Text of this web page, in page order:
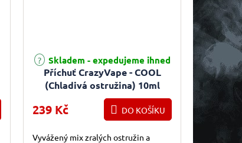
Příchuť CrazyVape - COOL
(Chladivá ostružina) 10ml
Skladem - expedujeme ihned
239 Kč DO KOŠÍKU
Vyvážený mix zralých ostružin a